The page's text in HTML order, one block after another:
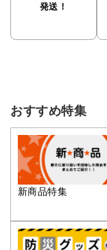
発送！
おすすめ特集
新商品特集